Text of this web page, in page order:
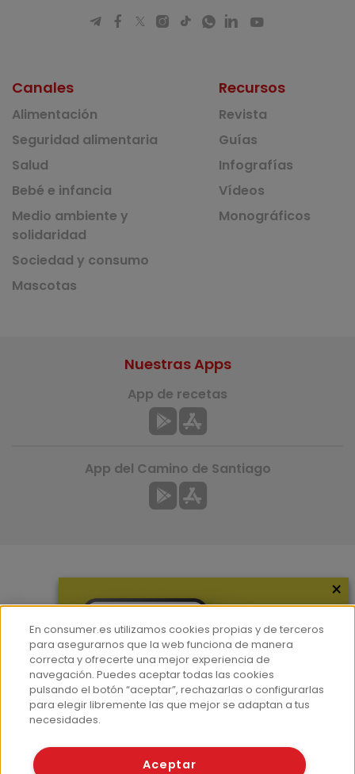
Canales
Alimentación
Seguridad alimentaria
Salud
Bebé e infancia
Medio ambiente y
solidaridad
Sociedad y consumo
Mascotas
Recursos
Revista
Guías
Infografías
Vídeos
Monográficos
Hemeroteca
Contacto
Prensa
Corpus Lingüístico Consumer
Nuestras Apps
App de recetas
App del Camino de Santiago
© Fundación EROSKI
×
En consumer.es utilizamos cookies propias y de terceros
para asegurarnos que la web funciona de manera
correcta y ofrecerte una mejor experiencia de
navegación. Puedes aceptar todas las cookies
pulsando el botón “aceptar”, rechazarlas o configurarlas
para elegir libremente las que mejor se adaptan a tus
necesidades.
Aceptar